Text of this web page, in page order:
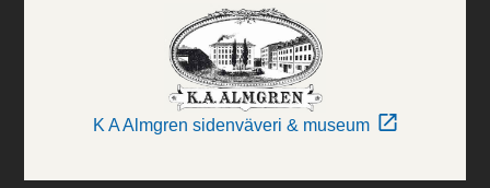
K A Almgren sidenväveri & museum